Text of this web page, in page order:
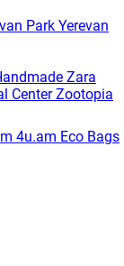
Park Yerevan
Zara
CenterZootopia
4u.am Eco Bags